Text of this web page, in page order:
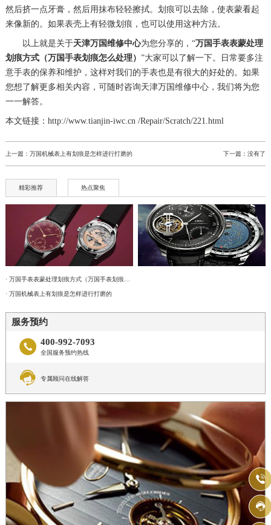
然后挤一点牙膏，然后用抹布轻轻擦拭。划痕可以去除，使表蒙看起
来像新的。如果表壳上有轻微划痕，也可以使用这种方法。
以上就是关于天津万国维修中心为您分享的，“万国手表表蒙处理
划痕方式（万国手表划痕怎么处理） ”大家可以了解一下。日常要多注
意手表的保养和维护，这样对我们的手表也是有很大的好处的。如果
您想了解更多相关内容，可随时咨询天津万国维修中心，我们将为您
一一解答。
本文链接：http://www.tianjin-iwc.cn /Repair/Scratch/221.html
上一篇： 万国机械表上有划痕是怎样进行打磨的 下一篇：没有了
精彩推荐 热点聚焦
· 万国机械表上有划痕是怎样进行打磨的
服务预约
 400-992-7093
全国服务预约热线
 专属顾问在线解答

